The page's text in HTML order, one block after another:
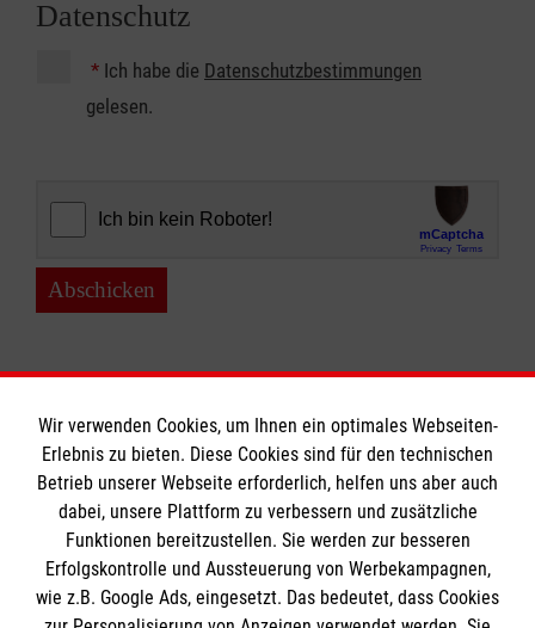
Datenschutz
* Ich habe die Datenschutzbestimmungen
gelesen.
Abschicken
Informationen
Impressum
Datenschutz
Die Malteser
Wir verwenden Cookies, um Ihnen ein optimales Webseiten-
Erlebnis zu bieten. Diese Cookies sind für den technischen
Betrieb unserer Webseite erforderlich, helfen uns aber auch
dabei, unsere Plattform zu verbessern und zusätzliche
Funktionen bereitzustellen. Sie werden zur besseren
Erfolgskontrolle und Aussteuerung von Werbekampagnen,
wie z.B. Google Ads, eingesetzt. Das bedeutet, dass Cookies